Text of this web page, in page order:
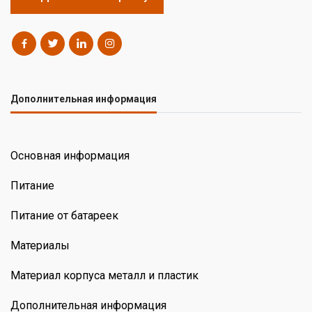
Дополнительная информация
Основная информация
Питание
Питание от батареек
Материалы
Материал корпуса металл и пластик
Дополнительная информация